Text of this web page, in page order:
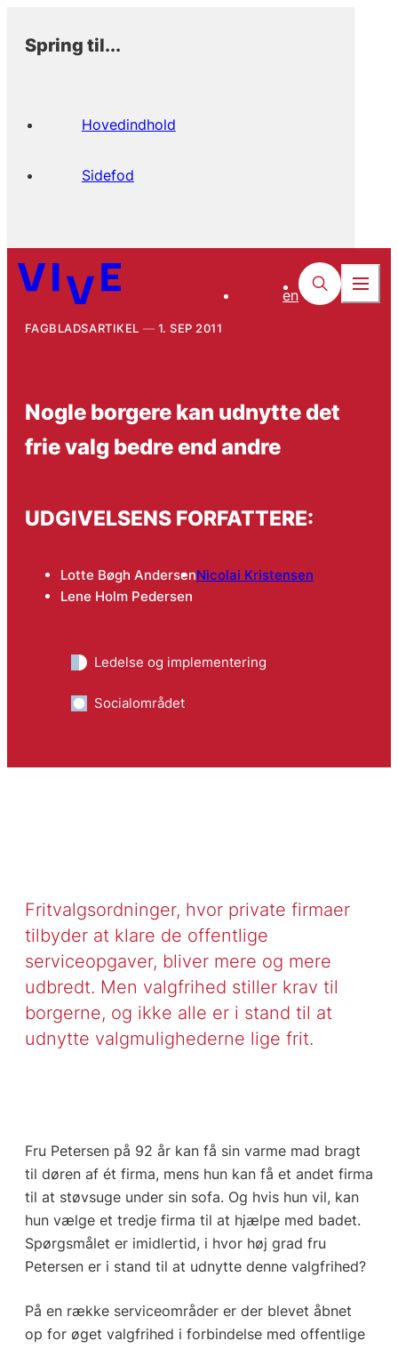
Spring til...
Hovedindhold
Sidefod
en
FAGBLADSARTIKEL 1. SEP 2011
Nogle borgere kan udnytte det
frie valg bedre end andre
UDGIVELSENS FORFATTERE:
Lotte Bøgh AndersenNicolai Kristensen
Lene Holm Pedersen
Ledelse og implementering
Socialområdet
Fritvalgsordninger, hvor private firmaer
tilbyder at klare de offentlige
serviceopgaver, bliver mere og mere
udbredt. Men valgfrihed stiller krav til
borgerne, og ikke alle er i stand til at
udnytte valgmulighederne lige frit.
Fru Petersen på 92 år kan få sin varme mad bragt
til døren af ét firma, mens hun kan få et andet firma
til at støvsuge under sin sofa. Og hvis hun vil, kan
hun vælge et tredje firma til at hjælpe med badet.
Spørgsmålet er imidlertid, i hvor høj grad fru
Petersen er i stand til at udnytte denne valgfrihed?
På en række serviceområder er der blevet åbnet
op for øget valgfrihed i forbindelse med offentlige